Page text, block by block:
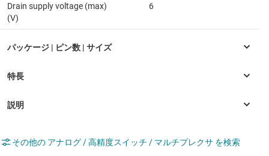
Drain supply voltage (max)
(V)
6
その他の アナログ / 高精度スイッチ / マルチプレクサ を検索